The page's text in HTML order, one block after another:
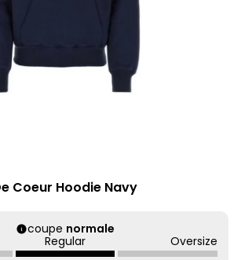
Coeur Hoodie Navy
coupe normale
Regular Oversize